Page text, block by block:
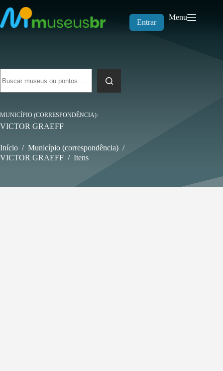
para
o
conteúdo
Entrar
Menu
resultados
MUNICÍPIO (CORRESPONDÊNCIA)
VICTOR GRAEFF
Início / Município (correspondência) /
VICTOR GRAEFF / Itens